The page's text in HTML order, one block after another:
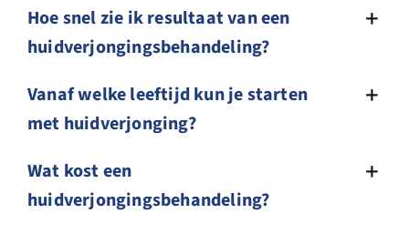
Hoe snel zie ik resultaat van een
huidverjongingsbehandeling?
Vanaf welke leeftijd kun je starten
met huidverjonging?
Wat kost een
huidverjongingsbehandeling?